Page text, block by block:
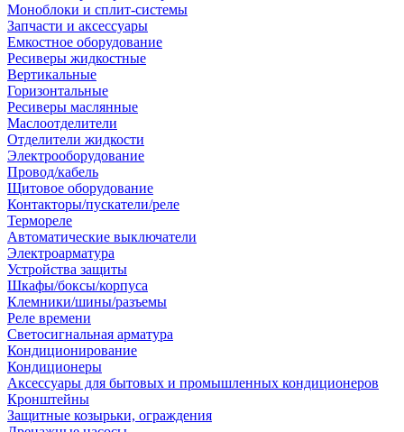
Моноблоки и сплит-системы
Запчасти и аксессуары
Емкостное оборудование
Ресиверы жидкостные
Вертикальные
Горизонтальные
Ресиверы маслянные
Маслоотделители
Отделители жидкости
Электрооборудование
Провод/кабель
Щитовое оборудование
Контакторы/пускатели/реле
Термореле
Автоматические выключатели
Электроарматура
Устройства защиты
Шкафы/боксы/корпуса
Клемники/шины/разъемы
Реле времени
Светосигнальная арматура
Кондиционирование
Кондиционеры
Аксессуары для бытовых и промышленных кондиционеров
Кронштейны
Защитные козырьки, ограждения